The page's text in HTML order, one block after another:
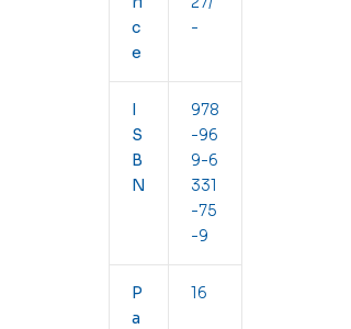
c
e
-
I
S
B
N
978
-96
9-6
331
-75
-9
P
a
16